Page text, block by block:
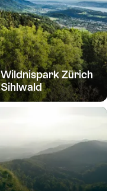
Wildnispark Zürich
Sihlwald